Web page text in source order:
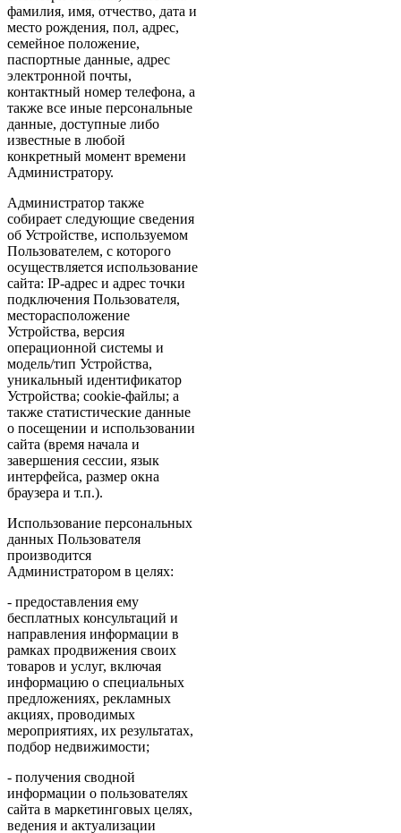
фамилия, имя, отчество, дата и
место рождения, пол, адрес,
семейное положение,
паспортные данные, адрес
электронной почты,
контактный номер телефона, а
также все иные персональные
данные, доступные либо
известные в любой
конкретный момент времени
Администратору.
Администратор также
собирает следующие сведения
об Устройстве, используемом
Пользователем, с которого
осуществляется использование
сайта: IP-адрес и адрес точки
подключения Пользователя,
месторасположение
Устройства, версия
операционной системы и
модель/тип Устройства,
уникальный идентификатор
Устройства; cookie-файлы; а
также статистические данные
о посещении и использовании
сайта (время начала и
завершения сессии, язык
интерфейса, размер окна
браузера и т.п.).
Использование персональных
данных Пользователя
производится
Администратором в целях:
- предоставления ему
бесплатных консультаций и
направления информации в
рамках продвижения своих
товаров и услуг, включая
информацию о специальных
предложениях, рекламных
акциях, проводимых
мероприятиях, их результатах,
подбор недвижимости;
- получения сводной
информации о пользователях
сайта в маркетинговых целях,
ведения и актуализации